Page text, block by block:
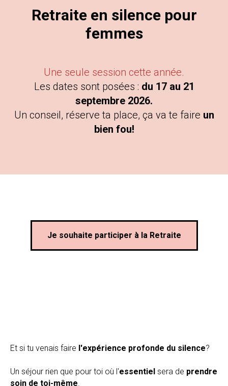
Retraite en silence pour
femmes
Une seule session cette année.
Les dates sont posées : du 17 au 21
septembre 2026.
Un conseil, réserve ta place, ça va te faire un
bien fou!
Je souhaite participer à la Retraite
Et si tu venais faire l'expérience profonde du silence?
Un séjour rien que pour toi où l'essentiel sera de prendre
soin de toi-même